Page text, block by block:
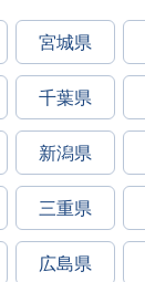
宮城県
千葉県
新潟県
三重県
広島県